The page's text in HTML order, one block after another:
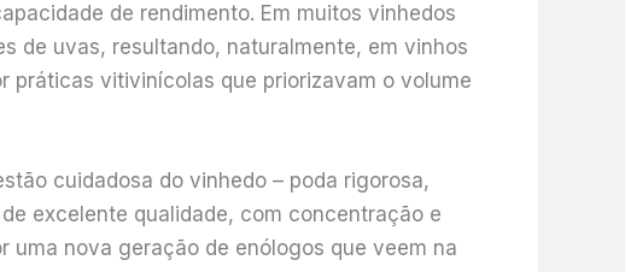
de rendimento. Em muitos vinhedos
de uvas, resultando, naturalmente, em vinhos
práticas vitivinícolas que priorizavam o volume
cuidadosa do vinhedo – poda rigorosa,
excelente qualidade, com concentração e
uma nova geração de enólogos que veem na